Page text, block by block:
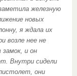
железную
новых
я ждала их
возле нее не
замок, и он
Внутри сидели
они